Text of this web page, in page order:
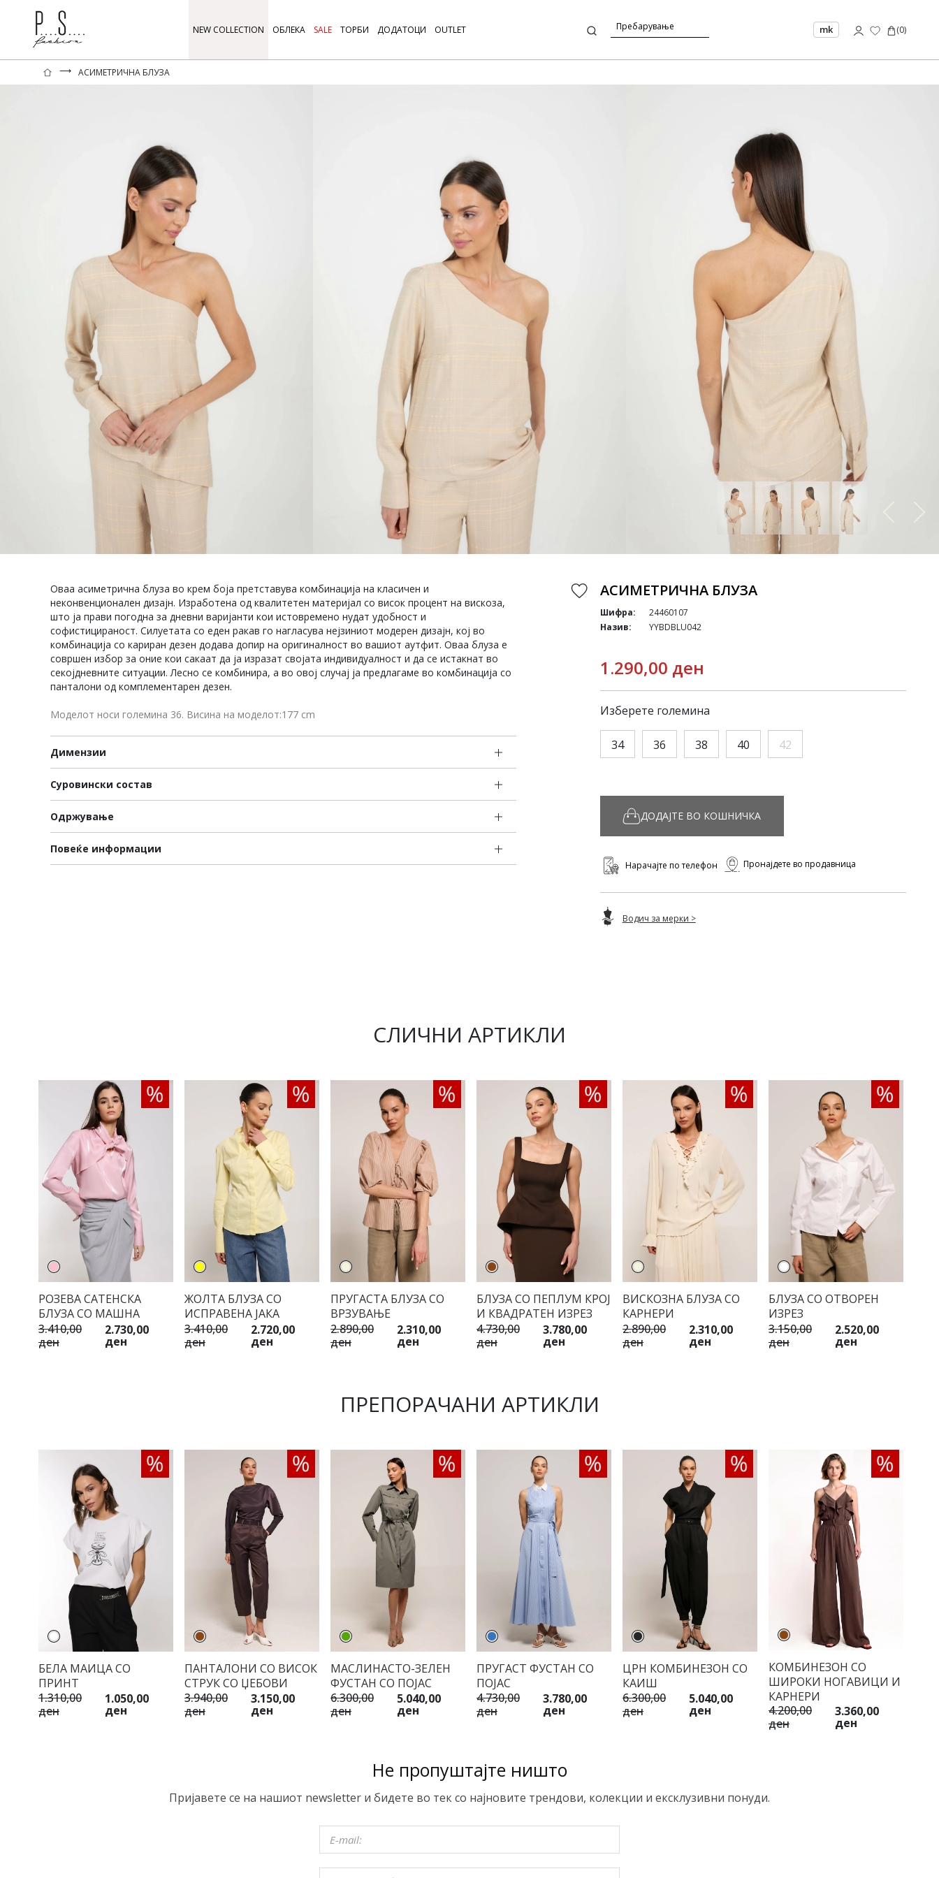
NEW COLLECTION ОБЛЕКА SALE ТОРБИ ДОДАТОЦИ OUTLET mk (0)
⟶ АСИМЕТРИЧНА БЛУЗА
Оваа асиметрична блуза во крем боја претставува комбинација на класичен и
неконвенционален дизајн. Изработена од квалитетен материјал со висок процент на вискоза,
што ја прави погодна за дневни варијанти кои истовремено нудат удобност и
софистицираност. Силуетата со еден ракав го нагласува нејзиниот модерен дизајн, кој во
комбинација со кариран дезен додава допир на оригиналност во вашиот аутфит. Оваа блуза е
совршен избор за оние кои сакаат да ја изразат својата индивидуалност и да се истакнат во
секојдневните ситуации. Лесно се комбинира, а во овој случај ја предлагаме во комбинација со
панталони од комплементарен дезен.
Моделот носи големина 36. Висина на моделот:177 cm
Димензии
Суровински состав
Одржување
Повеќе информации
АСИМЕТРИЧНА БЛУЗА
Шифра:
24460107
Назив:
YYBDBLU042
1.290,00 ден
Изберете големина
34 36 38 40 42
ДОДАЈТЕ ВО КОШНИЧКА
Нарачајте по телефон Пронајдете во продавница
Водич за мерки >
СЛИЧНИ АРТИКЛИ
РОЗЕВА САТЕНСКА
БЛУЗА СО МАШНА
3.410,00
ден
2.730,00
ден
ЖОЛТА БЛУЗА СО
ИСПРАВЕНА ЈАКА
3.410,00
ден
2.720,00
ден
ПРУГАСТА БЛУЗА СО
ВРЗУВАЊЕ
2.890,00
ден
2.310,00
ден
БЛУЗА СО ПЕПЛУМ КРОЈ
И КВАДРАТЕН ИЗРЕЗ
4.730,00
ден
3.780,00
ден
ВИСКОЗНА БЛУЗА СО
КАРНЕРИ
2.890,00
ден
2.310,00
ден
БЛУЗА СО ОТВОРЕН
ИЗРЕЗ
3.150,00
ден
2.520,00
ден
ПРЕПОРАЧАНИ АРТИКЛИ
БЕЛА МАИЦА СО
ПРИНТ
1.310,00
ден
1.050,00
ден
ПАНТАЛОНИ СО ВИСОК
СТРУК СО ЏЕБОВИ
3.940,00
ден
3.150,00
ден
МАСЛИНАСТО-ЗЕЛЕН
ФУСТАН СО ПОЈАС
6.300,00
ден
5.040,00
ден
ПРУГАСТ ФУСТАН СО
ПОЈАС
4.730,00
ден
3.780,00
ден
ЦРН КОМБИНЕЗОН СО
КАИШ
6.300,00
ден
5.040,00
ден
КОМБИНЕЗОН СО
ШИРОКИ НОГАВИЦИ И
КАРНЕРИ
4.200,00
ден
3.360,00
ден
Не пропуштајте ништо
Пријавете се на нашиот newsletter и бидете во тек со најновите трендови, колекции и ексклузивни понуди.